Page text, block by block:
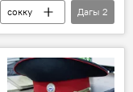
сокку
Дагы 2